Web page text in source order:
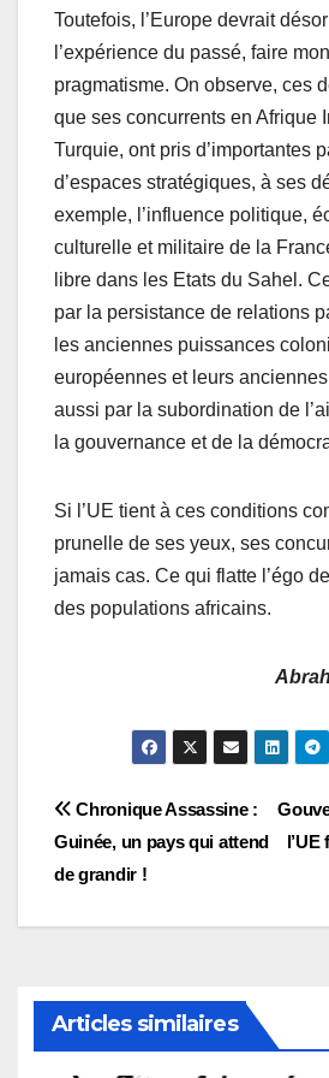
Toutefois, l’Europe devrait
l’expérience du passé, faire
pragmatisme. On observe, ces
que ses concurrents en Afrique
Turquie, ont pris d’importantes
d’espaces stratégiques, à ses
exemple, l’influence politique,
culturelle et militaire de la
libre dans les Etats du Sahel.
par la persistance de relations
les anciennes puissances
européennes et leurs
aussi par la subordination de
la gouvernance et de la
Si l’UE tient à ces conditions
prunelle de ses yeux, ses
jamais cas. Ce qui flatte l’égo
des populations africains.
Navigation
de
l’article
Chronique Assassine :
Guinée, un pays qui attend
de grandir !
Articles similaires